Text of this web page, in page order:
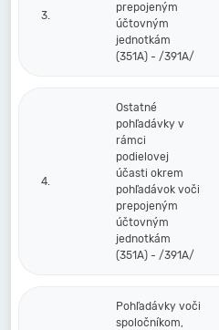
3.
prepojeným
účtovným
jednotkám
(351A) - /391A/
4.
Ostatné
pohľadávky v
rámci
podielovej
účasti okrem
pohľadávok voči
prepojeným
účtovným
jednotkám
(351A) - /391A/
Pohľadávky voči
spoločníkom,